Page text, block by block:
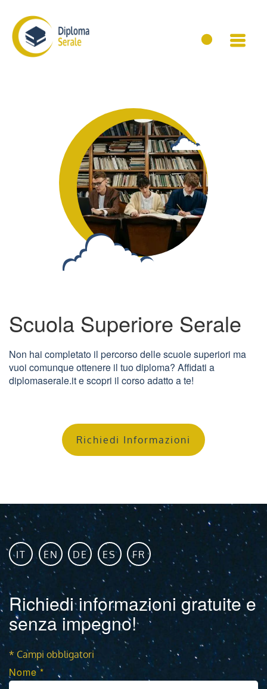
Scuola Superiore Serale
Non hai completato il percorso delle scuole superiori ma
vuoi comunque ottenere il tuo diploma? Affidati a
diplomaserale.it e scopri il corso adatto a te!
Richiedi Informazioni
IT EN DE ES FR
Richiedi informazioni gratuite e
senza impegno!
* Campi obbligatori
Nome *